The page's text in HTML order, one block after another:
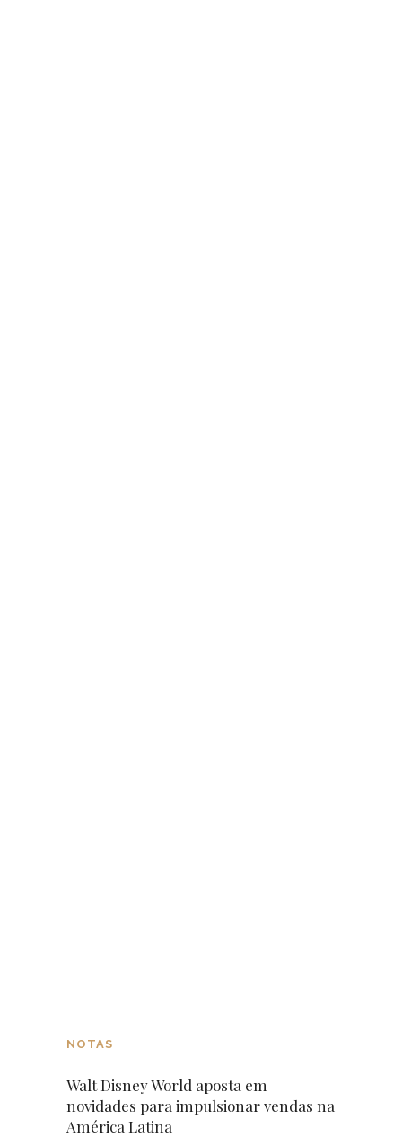
NOTAS
Walt Disney World aposta em
novidades para impulsionar vendas na
América Latina